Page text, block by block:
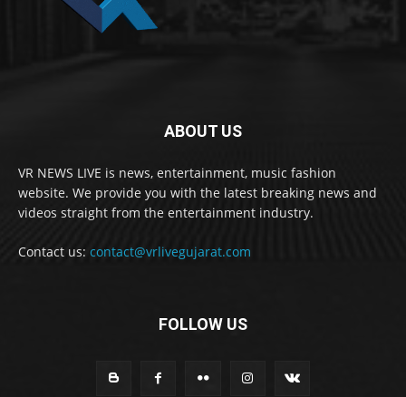
ABOUT US
VR NEWS LIVE is news, entertainment, music fashion
website. We provide you with the latest breaking news and
videos straight from the entertainment industry.
Contact us: contact@vrlivegujarat.com
FOLLOW US